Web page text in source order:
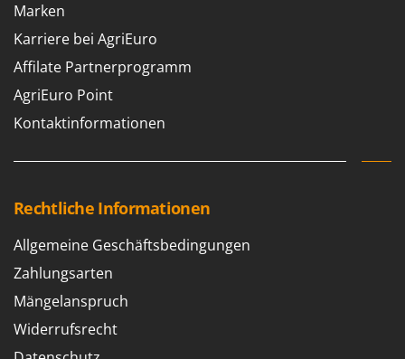
Marken
Karriere bei AgriEuro
Affilate Partnerprogramm
AgriEuro Point
Kontaktinformationen
Rechtliche Informationen
Allgemeine Geschäftsbedingungen
Zahlungsarten
Mängelanspruch
Widerrufsrecht